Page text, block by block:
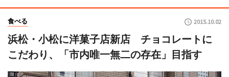
食べる 2015.10.02
浜松・小松に洋菓子店新店 チョコレートに
こだわり、「市内唯一無二の存在」目指す